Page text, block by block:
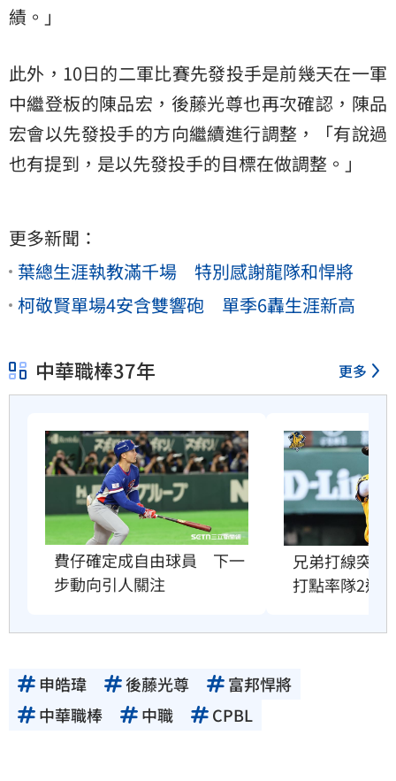
績。」
此外，10日的二軍比賽先發投手是前幾天在一軍
中繼登板的陳品宏，後藤光尊也再次確認，陳品
宏會以先發投手的方向繼續進行調整，「有說過
也有提到，是以先發投手的目標在做調整。」
更多新聞：
葉總生涯執教滿千場 特別感謝龍隊和悍將
柯敬賢單場4安含雙響砲 單季6轟生涯新高
中華職棒37年 更多
費仔確定成自由球員　下一
步動向引人關注
兄弟打線突破
打點率隊2連勝
申皓瑋 後藤光尊
富邦悍將
中華職棒
中職 CPBL